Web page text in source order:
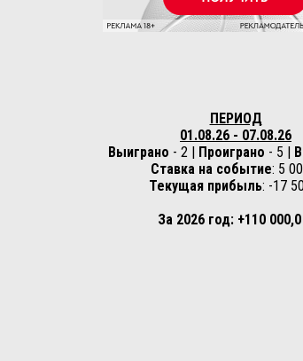
ПЕРИОД
01.08.26 - 07.08.26
Выиграно - 2 | Проиграно - 5 |
Ставка на событие: 5
Текущая прибыль: -17
За 2026 год: +110